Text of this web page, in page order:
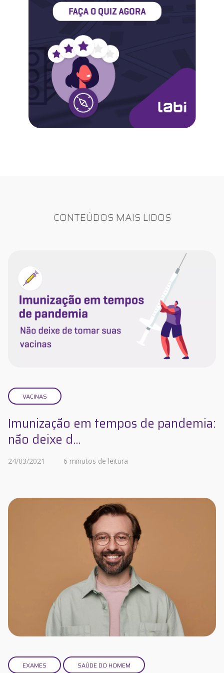
CONTEÚDOS MAIS LIDOS
VACINAS
Imunização em tempos de pandemia:
não deixe d...
24/03/2021 6 minutos de leitura
EXAMES SAÚDE DO HOMEM